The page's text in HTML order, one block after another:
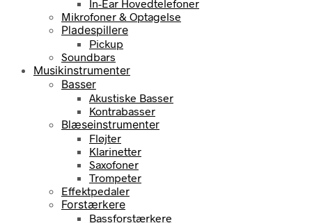
In-Ear Hovedtelefoner
Mikrofoner & Optagelse
Pladespillere
Pickup
Soundbars
Musikinstrumenter
Basser
Akustiske Basser
Kontrabasser
Blæseinstrumenter
Fløjter
Klarinetter
Saxofoner
Trompeter
Effektpedaler
Forstærkere
Bassforstærkere